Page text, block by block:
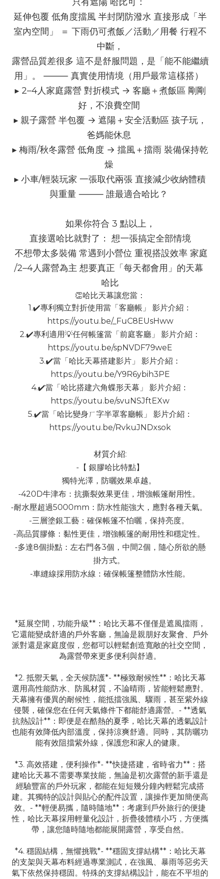
延伸包覆 低角度擋風 半封閉防潑水 直接形成「半
室內空間」 ＝ 下雨仍可煮飯／活動／用餐 行程不
中斷，
露營品質差很多 這不是舒服問題，是「能不能繼續
用」。 ⸻ 真實使用情境（用戶最常這樣搭）
▸ 2–4人家庭露營 對折模式 → 客廳＋煮飯區 剛剛
好，不浪費空間
▸ 親子露營 半包覆 → 遮陽＋安全活動區 孩子玩，
爸媽能休息
▸ 梅雨/秋冬露營 低角度 → 擋風＋擋雨 裝備保持乾
燥
▸ 小車/輕裝玩家 一張取代兩張 直接減少收納體積
與重量 ⸻ 誰最適合哈比？
如果你符合 3 點以上，
直接選哈比就對了： 想一張搞定全部情境
不想帶太多裝備 常遇到小營位 重視搭設效率 家庭
/2–4人露營為主 想要真正「每天都會用」的天幕
哈比
👏哈比天幕讓您當：
1.✔️專利獨立對折使用當「客廳帳」 影片介紹：
https://youtu.be/_FuC8EUsHww
2.✔️專利適用💡任何帳篷當「前庭客廳」 影片介紹：
https://youtu.be/spNVDF79weE
3.✔️當「哈比天幕搭建影片」 影片介紹：
https://youtu.be/Y9R6ybih3PE
4.✔️當「哈比搭建六角蝶形天幕」 影片介紹：
https://youtu.be/svuNSJftEXw
5.✔️當「哈比變身ㄏ字半罩客廳帳」 影片介紹：
https://youtu.be/RvkuJNDxsok
材質介紹:
-【 銀膠哈比特點】
獨特光澤，防曬效果卓越。
-420D牛津布：抗撕裂效果更佳，增強帳篷耐用性。
-耐水壓超過5000mm：防水性能強大，應對各種天氣。
-三層塗銀工藝：確保帳篷不怕曬，保持亮度。
-高品質膠條：黏性更佳，增強帳篷的耐用性和穩定性。
-多達8個掛點：左右門各3個，中間2個，隨心所欲的懸
掛方式。
-車縫線採用防水線：確保帳篷整體防水性能。
*延展空間，功能升級**：哈比天幕不僅僅是遮風擋雨，
它還能變成舒適的戶外客廳，無論是親朋好友聚會、戶外
派對還是家庭度假，您都可以輕鬆創造寬敞的社交空間，
為露營帶來更多便利與舒適。
*2. 抵禦天氣，全天候防護*- **極致耐候性**：哈比天幕
選用高性能防水、防風材質，不論晴雨，皆能輕鬆應對。
天幕擁有優異的耐候性，能抵擋強風、驟雨，甚至紫外線
侵襲，確保您在任何天氣條件下都能舒適露營。- **透氣
抗熱設計**：即便是在酷熱的夏季，哈比天幕的透氣設計
也能有效降低內部溫度，保持涼爽舒適。同時，其防曬功
能有效阻擋紫外線，保護您和家人的健康。
*3. 高效搭建，便利操作*- **快捷搭建，省時省力**：搭
建哈比天幕不需要專業技能，無論是初次露營的新手還是
經驗豐富的戶外玩家，都能在短短幾分鐘內輕鬆完成搭
建。其獨特的設計與貼心的配件設置，讓操作更加簡便高
效。- **輕便易攜，隨時隨地**：考慮到戶外旅行的便捷
性，哈比天幕採用輕量化設計，折疊後體積小巧，方便攜
帶，讓您隨時隨地都能展開露營，享受自然。
*4. 穩固結構，無懼挑戰*- **穩固支撐結構**：哈比天幕
的支架與天幕布料經過專業測試，在強風、暴雨等惡劣天
氣下依然保持穩固。特殊的支撐結構設計，能在不平坦的